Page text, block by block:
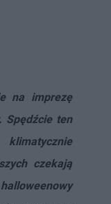
na imprezę
Spędźcie ten
czekają